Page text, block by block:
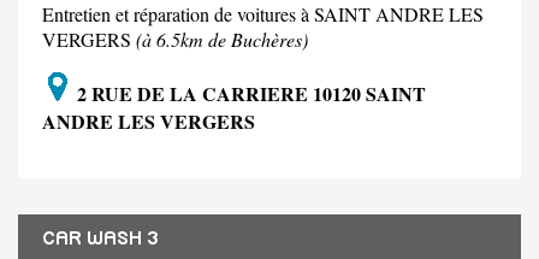
Entretien et réparation de voitures à SAINT ANDRE LES
VERGERS (à 6.5km de Buchères)
2 RUE DE LA CARRIERE 10120 SAINT
ANDRE LES VERGERS
CAR WASH 3